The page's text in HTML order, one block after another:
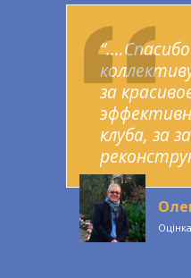
за
клуба, за